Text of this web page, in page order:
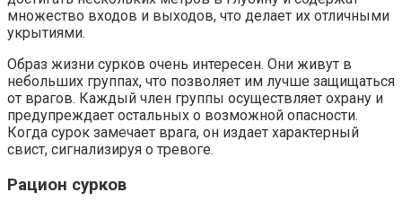
множество входов и выходов, что делает их отличными
укрытиями.
Образ жизни сурков очень интересен. Они живут в
небольших группах, что позволяет им лучше защищаться
от врагов. Каждый член группы осуществляет охрану и
предупреждает остальных о возможной опасности.
Когда сурок замечает врага, он издает характерный
свист, сигнализируя о тревоге.
Рацион сурков